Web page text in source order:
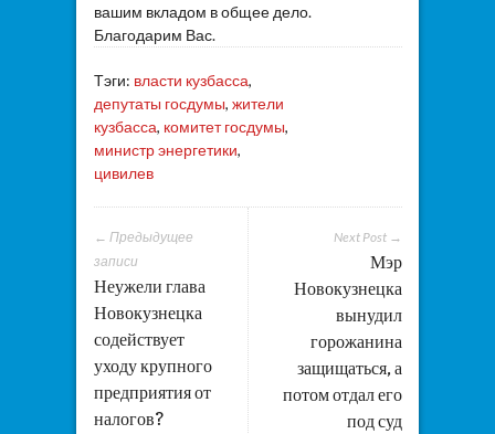
вашим вкладом в общее дело.
Благодарим Вас.
Тэги: власти кузбасса,
депутаты госдумы, жители
кузбасса, комитет госдумы,
министр энергетики,
цивилев
Next Post →
Мэр
Новокузнецка
вынудил
горожанина
защищаться, а
потом отдал его
под суд
← Предыдущее
записи
Неужели глава
Новокузнецка
содействует
уходу крупного
предприятия от
налогов?